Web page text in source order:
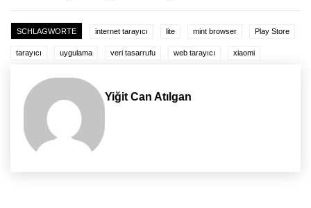
SCHLAGWORTE internet tarayıcı lite mint browser Play Store
tarayıcı uygulama veri tasarrufu web tarayıcı xiaomi
Yiğit Can Atılgan